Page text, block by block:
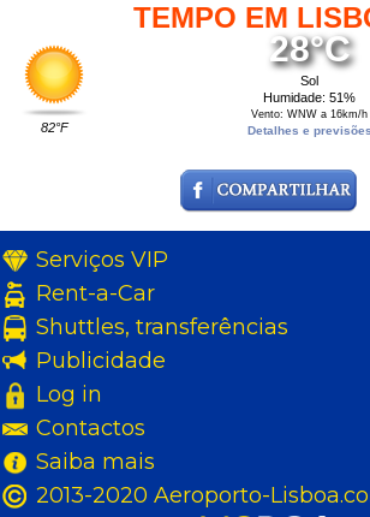
TEMPO EM
82°F
28°C
Sol
Humidade: 51%
Vento: WNW a 16km/h
Detalhes e previsões
Serviços VIP
Rent-a-Car
Shuttles, transferências
Publicidade
Log in
Contactos
Saiba mais
2013-2020 Aeroporto-